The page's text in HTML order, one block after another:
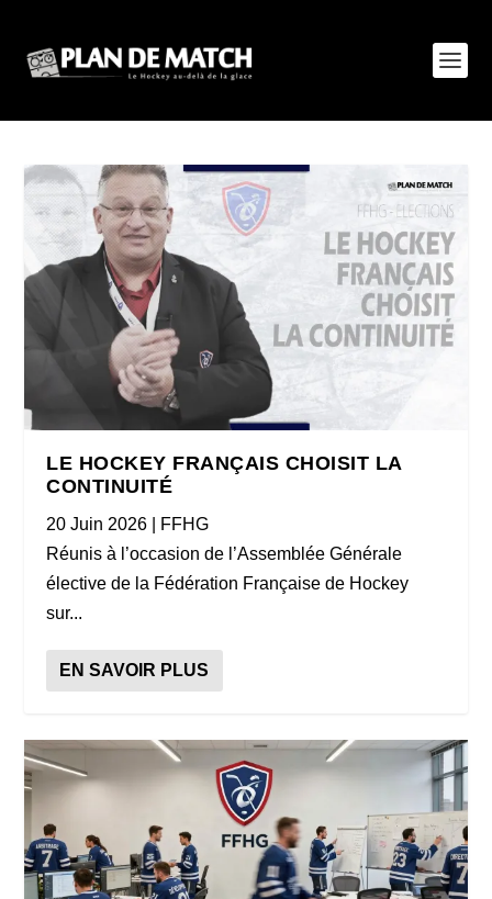
LE HOCKEY FRANÇAIS CHOISIT LA
CONTINUITÉ
20 Juin 2026
FFHG
Réunis à l’occasion de l’Assemblée Générale
élective de la Fédération Française de Hockey
sur...
EN SAVOIR PLUS